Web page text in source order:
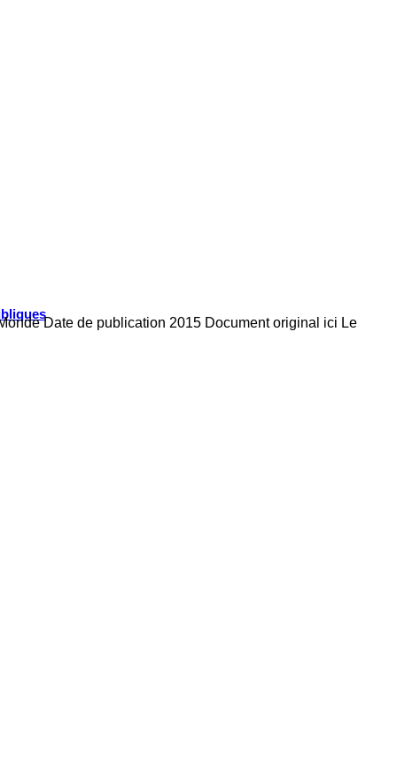
Date de publication 2015 Document original ici Le